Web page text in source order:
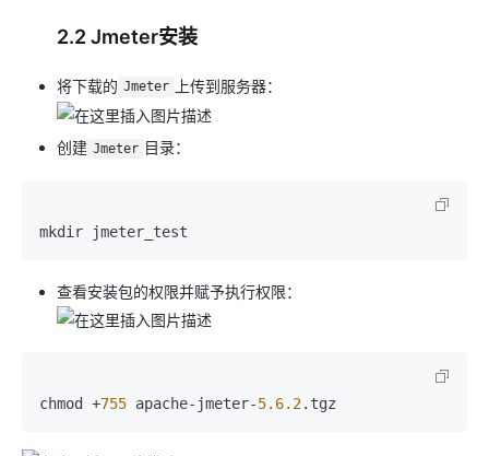
2.2 Jmeter安装
将下载的 Jmeter 上传到服务器：
创建 Jmeter 目录：
查看安装包的权限并赋予执行权限：
chmod +755 apache-jmeter-5.6.2